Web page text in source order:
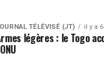
TÉLÉVISÉ (JT) il y a
légères : le Togo